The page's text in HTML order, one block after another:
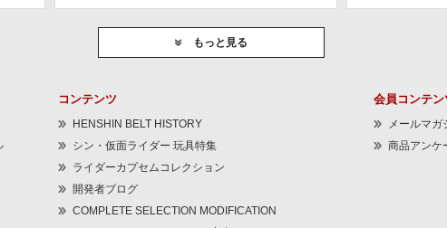
もっと見る
コンテンツ
HENSHIN BELT HISTORY
シン・仮面ライダー 玩具特集
ライダーカプセムコレクション
開発者ブログ
COMPLETE SELECTION MODIFICATION
会員コンテン
メールマガ
商品アンケ